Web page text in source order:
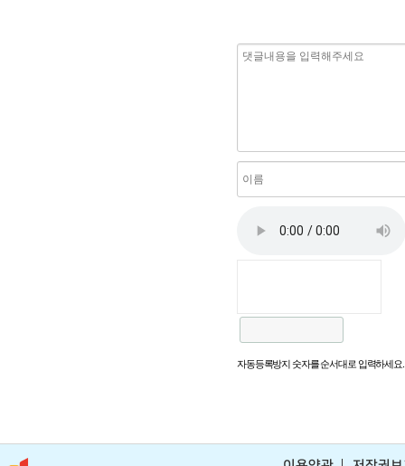
자동등록방지 숫자를 순서대로 입력하세요.